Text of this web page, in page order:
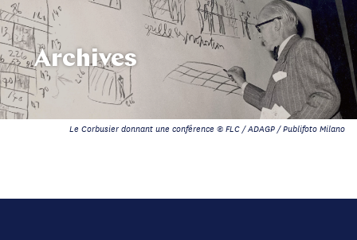
Archives
Le Corbusier donnant une conférence © FLC / ADAGP / Publifoto Milano